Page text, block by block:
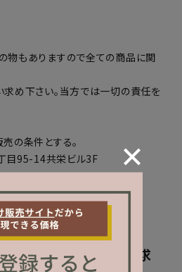
物もありますので全ての商品に関
め下さい。当方では一切の責任を
の条件とする。
目95-14共栄ビル3F
データシート)のご請求